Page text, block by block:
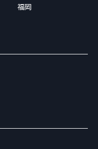
福岡